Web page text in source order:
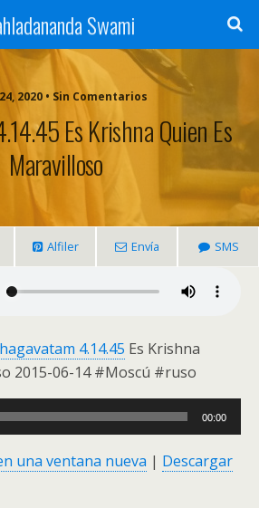
Swami
2020 • Sin Comentarios
Es Krishna Quien Es
Maravilloso
Alfiler Envía SMS
4.14.45 Es Krishna
2015-06-14 #Moscú #ruso
00:00
una ventana nueva | Descargar